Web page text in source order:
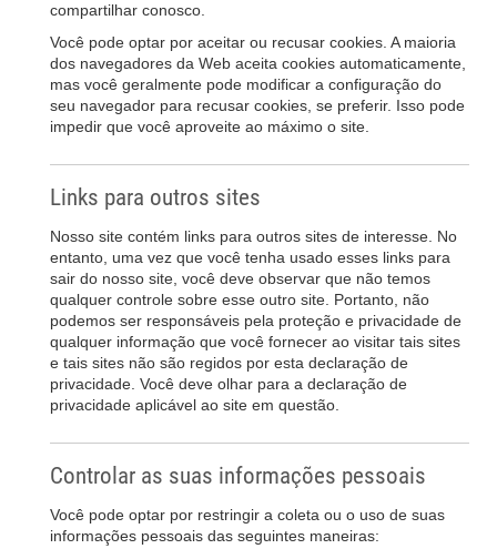
compartilhar conosco.
Você pode optar por aceitar ou recusar cookies. A maioria
dos navegadores da Web aceita cookies automaticamente,
mas você geralmente pode modificar a configuração do
seu navegador para recusar cookies, se preferir. Isso pode
impedir que você aproveite ao máximo o site.
Links para outros sites
Nosso site contém links para outros sites de interesse. No
entanto, uma vez que você tenha usado esses links para
sair do nosso site, você deve observar que não temos
qualquer controle sobre esse outro site. Portanto, não
podemos ser responsáveis pela proteção e privacidade de
qualquer informação que você fornecer ao visitar tais sites
e tais sites não são regidos por esta declaração de
privacidade. Você deve olhar para a declaração de
privacidade aplicável ao site em questão.
Controlar as suas informações pessoais
Você pode optar por restringir a coleta ou o uso de suas
informações pessoais das seguintes maneiras: